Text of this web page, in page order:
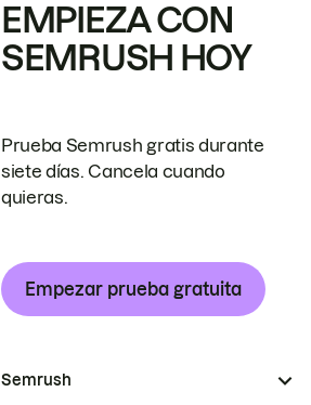
EMPIEZA CON
SEMRUSH HOY
Prueba Semrush gratis durante
siete días. Cancela cuando
quieras.
Empezar prueba gratuita
Semrush